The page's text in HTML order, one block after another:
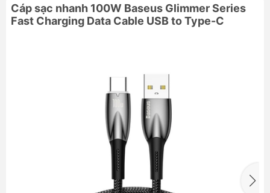
Cáp sạc nhanh 100W Baseus Glimmer Series
Fast Charging Data Cable USB to Type-C